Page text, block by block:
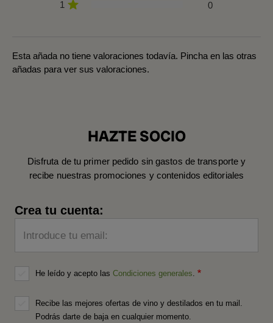
1
0
Esta añada no tiene valoraciones todavía. Pincha en las otras
añadas para ver sus valoraciones.
HAZTE SOCIO
Disfruta de tu primer pedido sin gastos de transporte y
recibe nuestras promociones y contenidos editoriales
Crea tu cuenta:
Introduce tu email:
He leído y acepto las Condiciones generales
Recibe las mejores ofertas de vino y destilados en tu mail.
Podrás darte de baja en cualquier momento.